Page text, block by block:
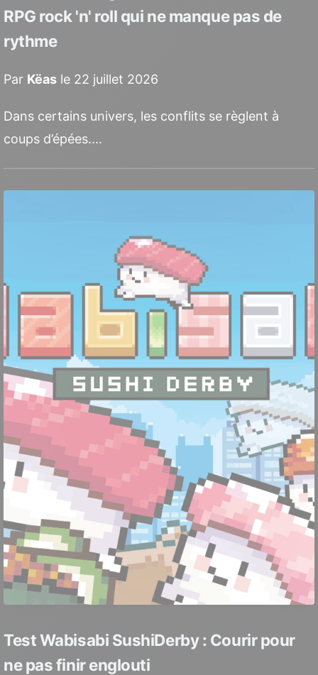
RPG rock 'n' roll qui ne manque pas de
rythme
Par Këas le 22 juillet 2026
Dans certains univers, les conflits se règlent à
coups d’épées....
Test Wabisabi SushiDerby : Courir pour
ne pas finir englouti